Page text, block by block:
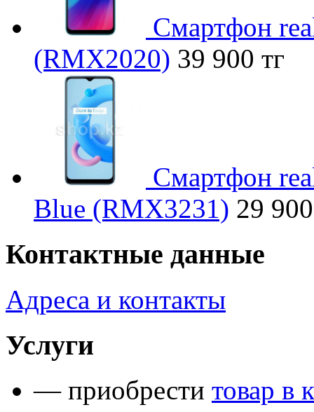
Смартфон
(RMX2020) 39 900 тг
Смартфон
Blue (RMX3231) 29
Контактные данные
Адреса и контакты
Услуги
— приобрести товар в